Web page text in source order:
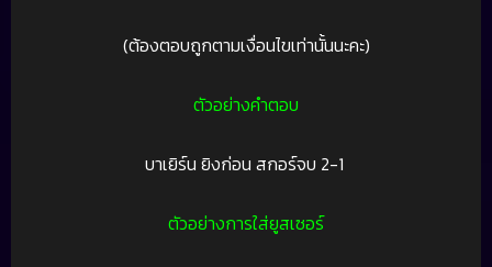
(ต้องตอบถูกตามเงื่อนไขเท่านั้นนะคะ)
ตัวอย่างคำตอบ
บาเยิร์น ยิงก่อน สกอร์จบ 2-1
ตัวอย่างการใส่ยูสเซอร์